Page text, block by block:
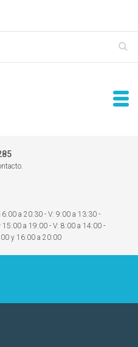
a 20:30 - V: 9:00 a 13:30 -
a 19:00 - V: 8:00 a 14:00 -
y 16:00 a 20:00